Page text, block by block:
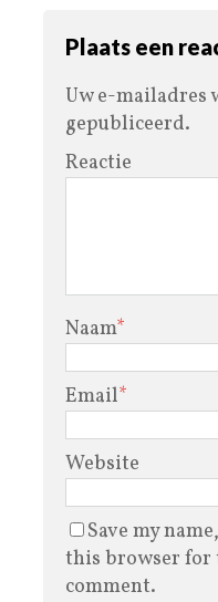
Plaats een
Uw e-mailadres
gepubliceerd.
Reactie
Naam*
Email*
Website
Save my
this browser for
comment.